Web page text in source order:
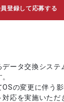
登録して応募する
ータ交換システ
OSの変更に伴う
応を実施いただ